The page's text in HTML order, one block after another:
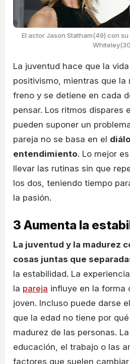
El actor Jason Statham(49) con
La juventud hace que la
positivismo, mientras que la
freno y se detiene en cada
pensar. Los ritmos dispares
pueden suponer un
pareja no se basa en el
entendimiento. Lo mejor
llevar las rutinas sin que
los dos, teniendo tiempo
la pasión.
3 Aumenta la
La juventud y la madurez
cosas juntas que
la estabilidad. La
la pareja influye en la forma
joven. Incluso puede darse
que la edad no tiene por
madurez de las personas.
educación, el trabajo o las
factores que suelen